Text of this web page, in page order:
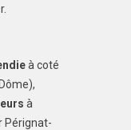
à coté
à
Pérignat-